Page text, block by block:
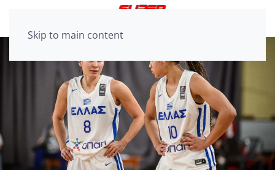
Skip to main content